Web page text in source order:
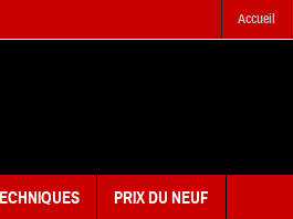
Accueil
PRIX DU NEUF